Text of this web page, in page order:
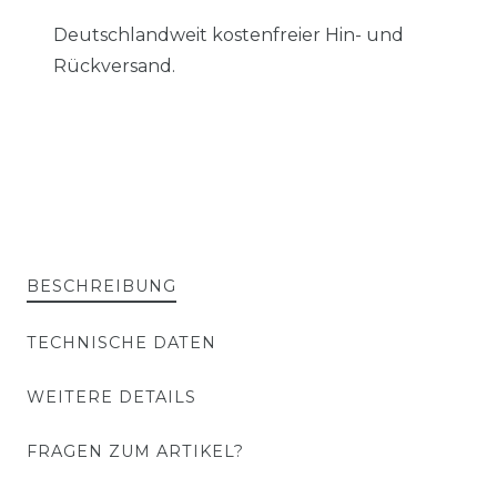
Deutschlandweit kostenfreier Hin- und
Rückversand.
BESCHREIBUNG
TECHNISCHE DATEN
WEITERE DETAILS
FRAGEN ZUM ARTIKEL?